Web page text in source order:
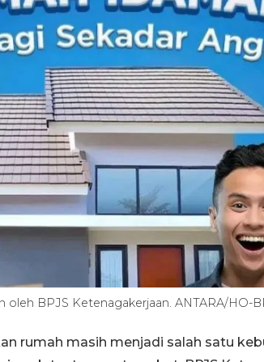
BPJS Ketenagakerjaan. ANTARA/HO-
rumah masih menjadi salah satu